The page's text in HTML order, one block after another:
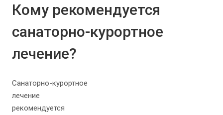
Кому рекомендуется
санаторно-курортное
лечение?
Санаторно-курортное
лечение
рекомендуется